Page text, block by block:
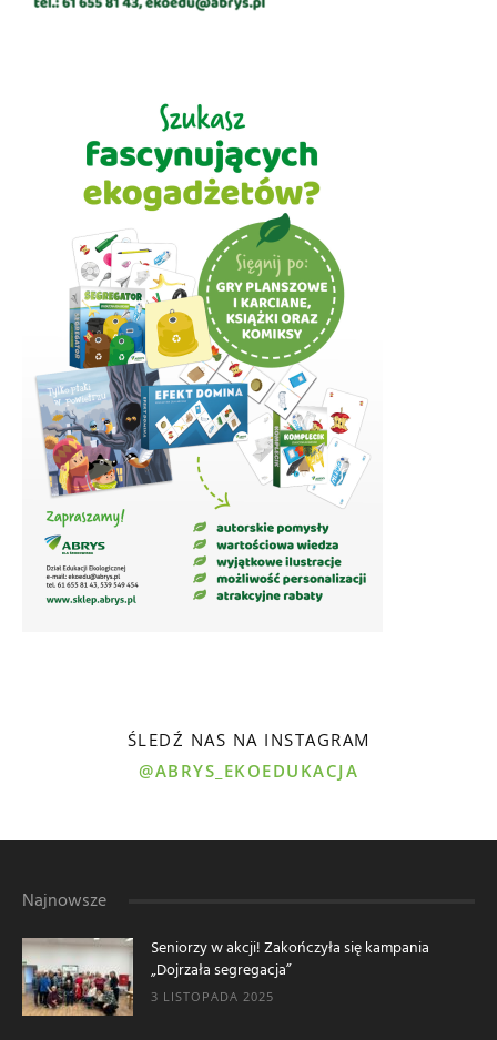
ŚLEDŹ NAS NA INSTAGRAM
@ABRYS_EKOEDUKACJA
Najnowsze
Seniorzy w akcji! Zakończyła się kampania
„Dojrzała segregacja”
3 LISTOPADA 2025